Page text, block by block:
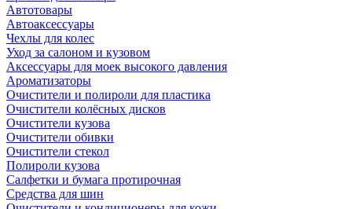
Автотовары
Автоаксессуары
Чехлы для колес
Уход за салоном и кузовом
Аксессуары для моек высокого давления
Ароматизаторы
Очистители и полироли для пластика
Очистители колёсных дисков
Очистители кузова
Очистители обивки
Очистители стекол
Полироли кузова
Салфетки и бумага протирочная
Средства для шин